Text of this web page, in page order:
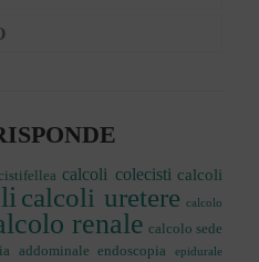
calcoli colecisti calcoli
calcoli uretere calcolo
renale calcolo sede
addominale endoscopia
epidurale